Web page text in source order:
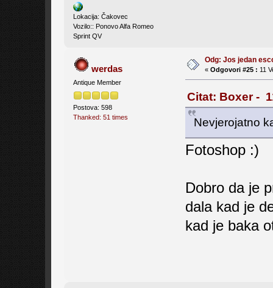
Lokacija: Čakovec
Vozilo:: Ponovo Alfa Romeo
Sprint QV
werdas
Antique Member
Postova: 598
Thanked: 51 times
Odg: Jos jedan
«Odgovori #25 : 11
Citat: Boxer -
Nevjerojatno
Fotoshop :)
Dobro da je
dala kad je
kad je baka